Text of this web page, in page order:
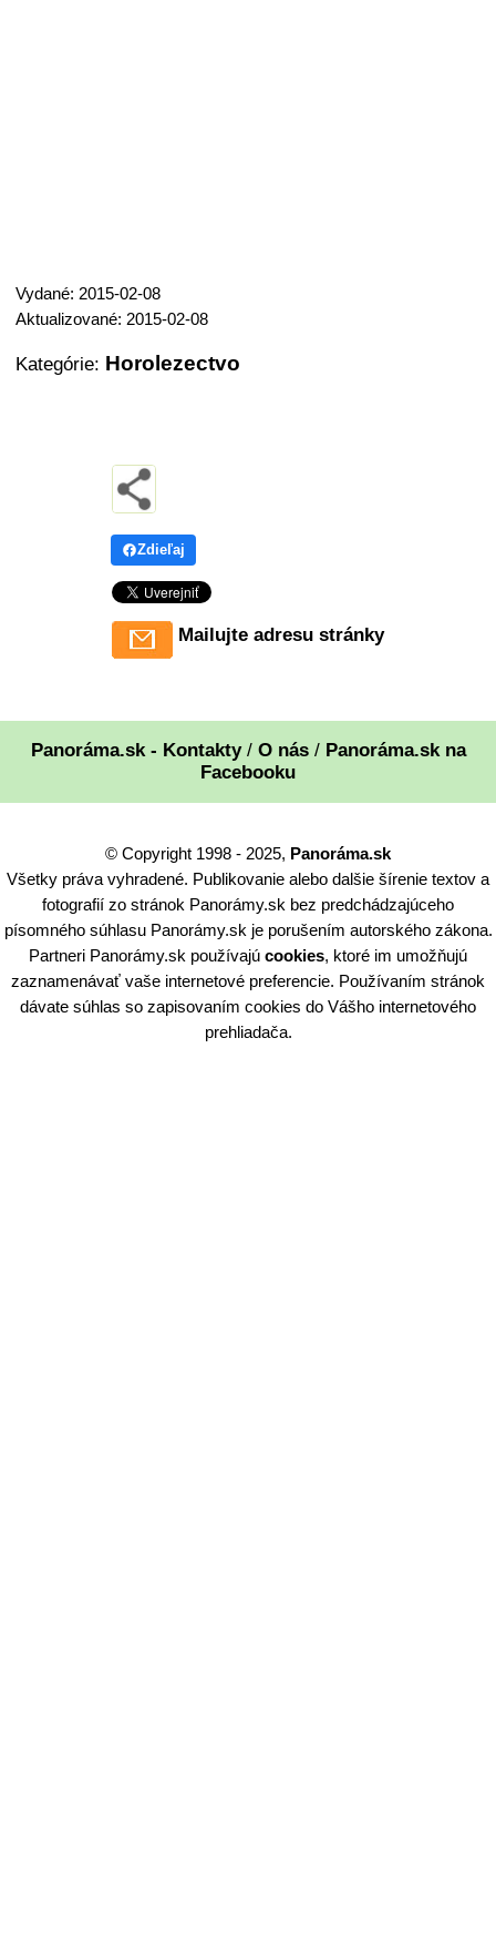
Vydané: 2015-02-08
Aktualizované: 2015-02-08
Kategórie: Horolezectvo
Zdieľaj
Mailujte adresu stránky
Panoráma.sk - Kontakty/ O nás/ Panoráma.sk na
Facebooku
© Copyright 1998 - 2025, Panoráma.sk
Všetky práva vyhradené. Publikovanie alebo dalšie šírenie textov a
fotografií zo stránok Panorámy.sk bez predchádzajúceho
písomného súhlasu Panorámy.sk je porušením autorského zákona.
Partneri Panorámy.sk používajú cookies, ktoré im umožňujú
zaznamenávať vaše internetové preferencie. Používaním stránok
dávate súhlas so zapisovaním cookies do Vášho internetového
prehliadača.